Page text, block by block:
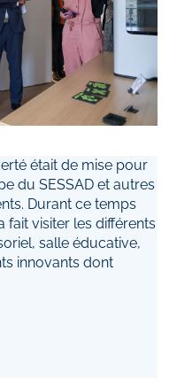
était de mise pour
du SESSAD et autres
Durant ce temps
fait visiter les différents
salle éducative,
innovants dont